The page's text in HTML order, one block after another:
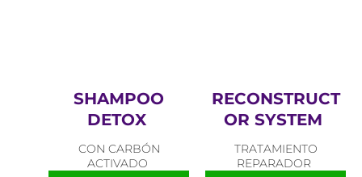
SHAMPOO
DETOX
CON CARBÓN
ACTIVADO
RECONSTRUCT
OR SYSTEM
TRATAMIENTO
REPARADOR